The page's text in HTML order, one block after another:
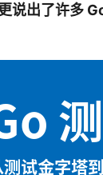
说出了许多